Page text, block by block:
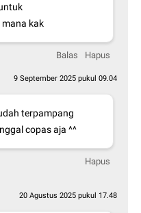
kak
Balas Hapus
9 September 2025 pukul 09.04
terpampang
copas aja ^^
Hapus
20 Agustus 2025 pukul 17.48